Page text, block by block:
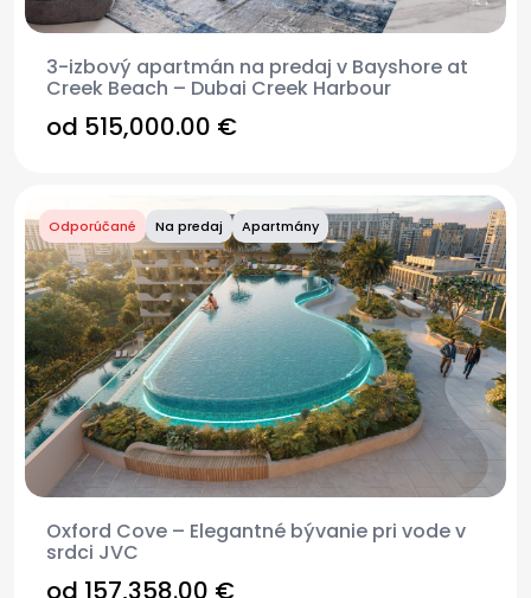
3-izbový apartmán na predaj v Bayshore at
Creek Beach – Dubai Creek Harbour
od 515,000.00 €
Odporúčané Na predaj Apartmány
Oxford Cove – Elegantné bývanie pri vode v
srdci JVC
od 157,358.00 €